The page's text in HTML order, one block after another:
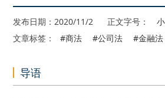
发布日期：2020/11/2 正文字号： 小
文章标签： #商法 #公司法 #金融法
导语